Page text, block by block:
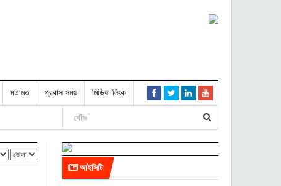
মতামত প্রবাস সময় মিডিয়া লিংক
আইসিটি